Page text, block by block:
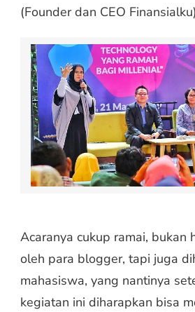
(Founder dan CEO
Acaranya cukup ramai, bukan
oleh para blogger, tapi juga
mahasiswa, yang nantinya
kegiatan ini diharapkan bisa